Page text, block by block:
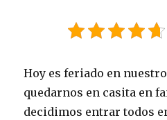
Hoy es feriado en
quedarnos en casita en
decidimos entrar todos